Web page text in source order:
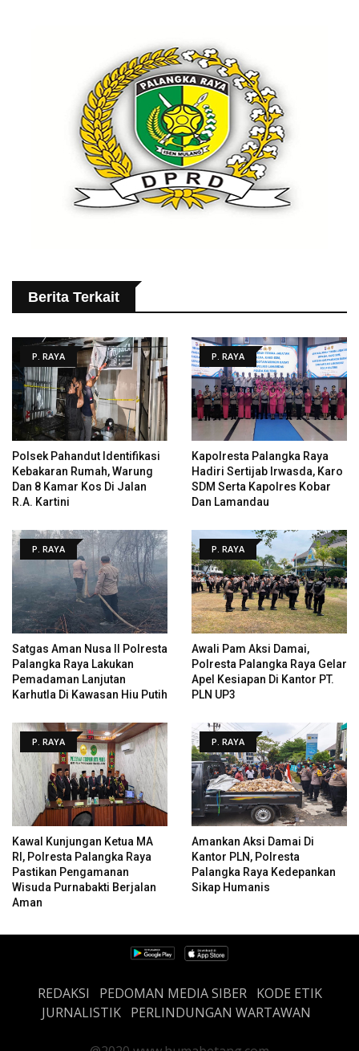
Berita Terkait
P. RAYA
Polsek Pahandut Identifikasi
Kebakaran Rumah, Warung
Dan 8 Kamar Kos Di Jalan
R.A. Kartini
P. RAYA
Kapolresta Palangka Raya
Hadiri Sertijab Irwasda, Karo
SDM Serta Kapolres Kobar
Dan Lamandau
P. RAYA
Satgas Aman Nusa II Polresta
Palangka Raya Lakukan
Pemadaman Lanjutan
Karhutla Di Kawasan Hiu Putih
P. RAYA
Awali Pam Aksi Damai,
Polresta Palangka Raya Gelar
Apel Kesiapan Di Kantor PT.
PLN UP3
P. RAYA
Kawal Kunjungan Ketua MA
RI, Polresta Palangka Raya
Pastikan Pengamanan
Wisuda Purnabakti Berjalan
Aman
P. RAYA
Amankan Aksi Damai Di
Kantor PLN, Polresta
Palangka Raya Kedepankan
Sikap Humanis
REDAKSI PEDOMAN MEDIA SIBER
KODE ETIK
JURNALISTIK PERLINDUNGAN WARTAWAN